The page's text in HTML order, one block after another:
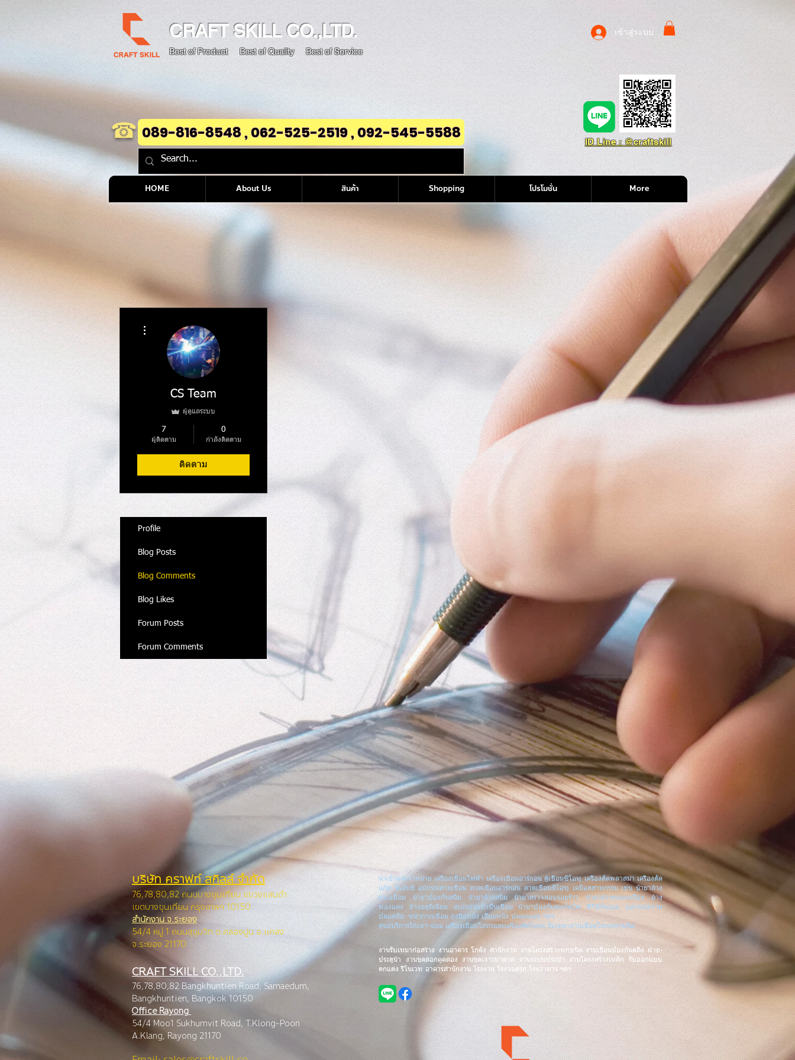
CRAFT SKILL CO.,LTD.
Best of Product Best of Quality Best of Service
เข้าสู่ระบบ
☎ 089-816-8548 , 062-525-2519 , 092-545-5588 ID Line : @craftskill
HOME About Us สินค้า Shopping โปรโมชั่น More
CS Team
ผู้ดูแลระบบ
7
ผู้ติดตาม
0
กำลังติดตาม
ติดตาม
Profile
Blog Posts
Blog Comments
Blog Likes
Forum Posts
Forum Comments
บริษัท คราฟท์ สกิลล์ จำกัด
76,78,80,82 ถนนบางขุนเทียน แขวงแสมดำ
เขตบางขุนเทียน กรุงเทพฯ 10150
สำนักงาน จ.ระยอง
54/4 หมู่ 1 ถนนสุขุมวิท ต.คลองปูน อ.แกลง
จ.ระยอง 21170
CRAFT SKILL CO.,LTD.
76,78,80,82 Bangkhuntien Road, Samaedum,
Bangkhuntien, Bangkok 10150
Office Rayong
54/4 Moo1 Sukhumvit Road, T.Klong-Poon
A.Klang, Rayong 21170
นำเข้าและจำหน่าย เครื่องเชื่อมไฟฟ้า เครื่องเชื่อมอาร์กอน ตู้เชื่อมซีโอทู เครื่องตัดพลาสม่า เครื่องตัด
แก๊ส ซีเอ็นซี อุปกรณ์สายเชื่อม ลวดเชื่อมอาร์กอน ลวดเชื่อมซีโอทู เคมีอุตสาหกรรม เช่น น้ำยาล้าง
แนวเชื่อม น้ำยาป้องกันสนิม น้ำยาล้างสนิม น้ำยาตรวจสอบรอยร้าว น้ำยาล้างทองเหลือง ล้าง
ทองแดง ล้างอลูมิเนียม สเปรย์จุ่มหัวปืนเชื่อม น้ำยาป้องกันสะเก็ดไฟ พีวีซีกันรอย อุปกรณ์ความ
ปลอดภัย หน้ากากเชื่อม ถุงมือหนัง เอี๊ยมหนัง ปลอกแขน ฯลฯ
ศูนย์บริการให้เช่า-ซ่อม เครื่องเชื่อมโลหะและเครื่องตัดโลหะ รับเหมางานเชื่อมโลหะทุกชนิด
งานรับเหมาก่อสร้าง งานอาคาร โกดัง สำนักงาน งานโครงสร้างทุกชนิดงานเขื่อนป้องกันตลิ่ง ฝาย-
ประตูน้ำ งานขุดลอกคูคลอง งานขุดเจาะบาดาล งานระบบประปา งานโครงสร้างเหล็ก รับออกแบบ
ตกแต่ง รีโนเวท อาคารสำนักงาน โรงงาน โรงจอดรถ โรงอาหาร ฯลฯ